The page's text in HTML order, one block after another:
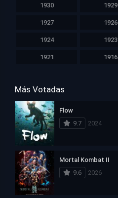
1930 1929
1927 1926
1924 1923
1921 1916
Más Votadas
Flow
9.7
2024
Mortal Kombat II
9.6
2026